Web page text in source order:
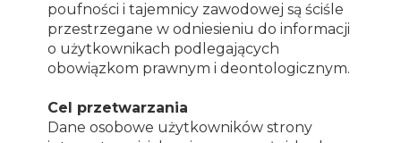
poufności i tajemnicy zawodowej są ściśle
przestrzegane w odniesieniu do informacji
o użytkownikach podlegających
obowiązkom prawnym i deontologicznym.
Cel przetwarzania
Dane osobowe użytkowników strony